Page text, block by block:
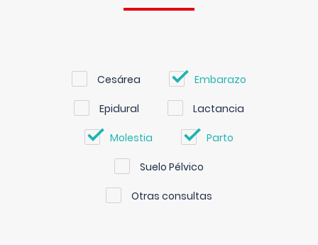
Cesárea Embarazo
Epidural Lactancia
Molestia Parto
Suelo Pélvico
Otras consultas